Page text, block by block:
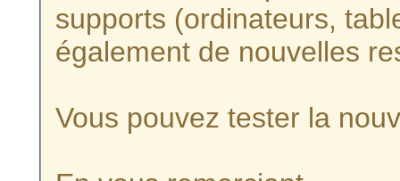
supports (ordinateurs,
également de nouvelles
Vous pouvez tester la